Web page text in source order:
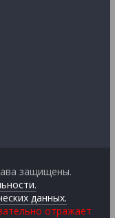
защищены.
данных.
отражает